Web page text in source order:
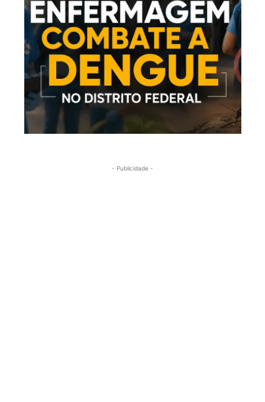
- Publicidade -